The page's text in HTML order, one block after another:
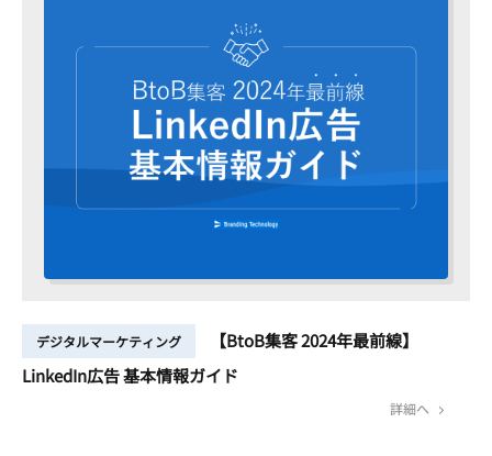
デジタルマーケティング
【BtoB集客 2024年最前線】
LinkedIn広告 基本情報ガイド
詳細へ